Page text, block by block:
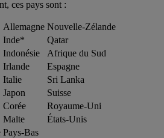
ces pays sont :
Allemagne Nouvelle-Zélande
Inde*
Qatar
Indonésie
Afrique du Sud
Irlande
Espagne
Italie
Sri Lanka
Japon
Suisse
Corée
Royaume-Uni
Malte
États-Unis
Pays-Bas